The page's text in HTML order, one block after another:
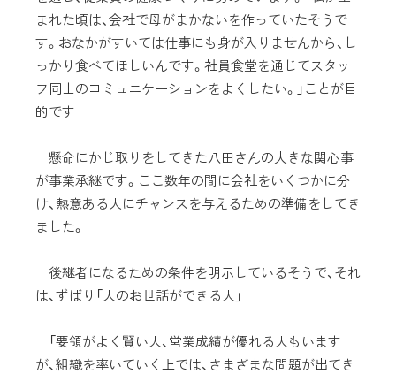
まれた頃は、会社で母がまかないを作っていたそうで
す。おなかがすいては仕事にも身が入りませんから、し
っかり食べてほしいんです。社員食堂を通じてスタッ
フ同士のコミュニケーションをよくしたい。」ことが目
的です
懸命にかじ取りをしてきた八田さんの大きな関心事
が事業承継です。ここ数年の間に会社をいくつかに分
け、熱意ある人にチャンスを与えるための準備をしてき
ました。
後継者になるための条件を明示しているそうで、それ
は、ずばり「人のお世話ができる人」
「要領がよく賢い人、営業成績が優れる人もいます
が、組織を率いていく上では、さまざまな問題が出てき